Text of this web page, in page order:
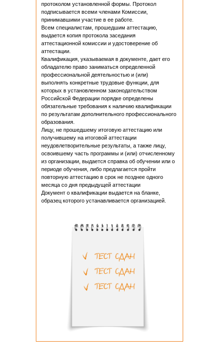
протоколом установленной формы. Протокол
подписывается всеми членами Комиссии,
принимавшими участие в ее работе.
Всем специалистам, прошедшим аттестацию,
выдается копия протокола заседания
аттестационной комиссии и удостоверение об
аттестации.
Квалификация, указываемая в документе, дает его
обладателю право заниматься определенной
профессиональной деятельностью и (или)
выполнять конкретные трудовые функции, для
которых в установленном законодательством
Российской Федерации порядке определены
обязательные требования к наличию квалификации
по результатам дополнительного профессионального
образования.
Лицу, не прошедшему итоговую аттестацию или
получившему на итоговой аттестации
неудовлетворительные результаты, а также лицу,
освоившему часть программы и (или) отчисленному
из организации, выдается справка об обучении или о
периоде обучения, либо предлагается пройти
повторную аттестацию в срок не позднее одного
месяца со дня предыдущей аттестации
Документ о квалификации выдается на бланке,
образец которого устанавливается организацией.